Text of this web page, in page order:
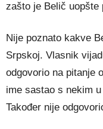
zašto je Belič uopšte
Nije poznato kakve
Srpskoj. Vlasnik
odgovorio na pitanje
ime sastao s nekim
Također nije